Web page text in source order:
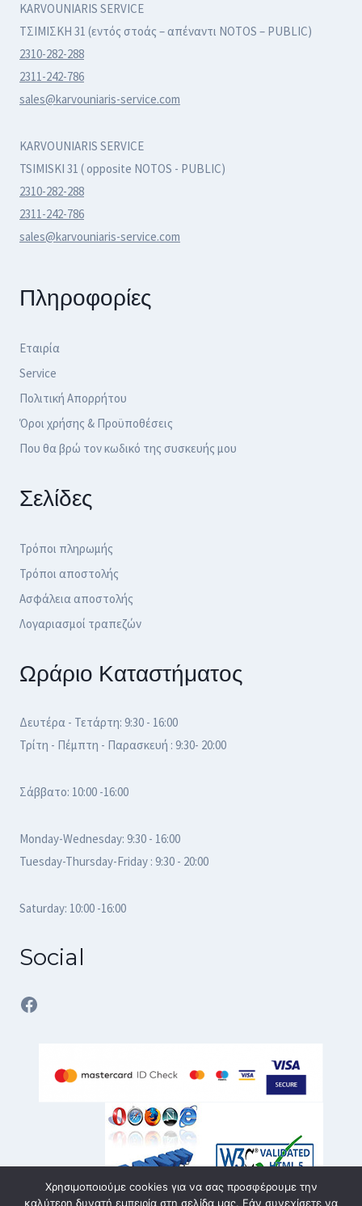
KARVOUNIARIS SERVICE
ΤΣΙΜΙΣΚΗ 31 (εντός στοάς – απέναντι NOTOS – PUBLIC)
2310-282-288
2311-242-786
sales@karvouniaris-service.com
KARVOUNIARIS SERVICE
TSIMISKI 31 ( opposite NOTOS - PUBLIC)
2310-282-288
2311-242-786
sales@karvouniaris-service.com
Πληροφορίες
Εταιρία
Service
Πολιτική Απορρήτου
Όροι χρήσης & Προϋποθέσεις
Που θα βρώ τον κωδικό της συσκευής μου
Σελίδες
Τρόποι πληρωμής
Τρόποι αποστολής
Ασφάλεια αποστολής
Λογαριασμοί τραπεζών
Ωράριο Καταστήματος
Δευτέρα - Τετάρτη: 9:30 - 16:00
Τρίτη - Πέμπτη - Παρασκευή : 9:30- 20:00
Σάββατο: 10:00 -16:00
Monday-Wednesday: 9:30 - 16:00
Tuesday-Thursday-Friday : 9:30 - 20:00
Saturday: 10:00 -16:00
Social
Facebook
Χρησιμοποιούμε cookies για να σας προσφέρουμε την
καλύτερη δυνατή εμπειρία στη σελίδα μας. Εάν συνεχίσετε να